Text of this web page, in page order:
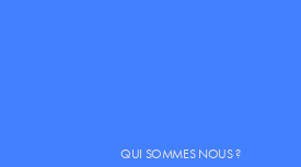
QUI SOMMES NOUS ?